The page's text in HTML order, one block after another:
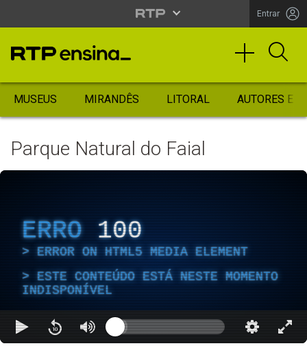
Entrar
MUSEUS MIRANDÊS LITORAL AUTORES
Parque Natural do Faial
ERRO 100
ERROR ON HTML5 MEDIA ELEMENT
ESTE CONTEÚDO ESTÁ NESTE MOMENTO
INDISPONÍVEL